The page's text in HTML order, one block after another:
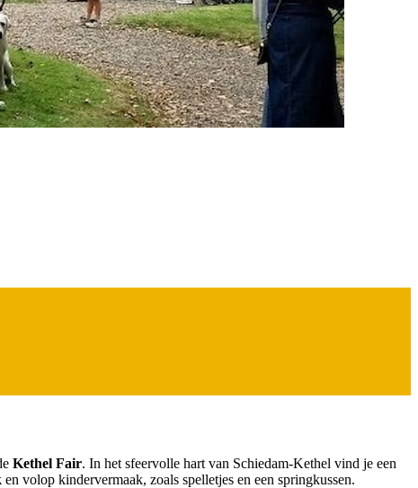
Kethel Fair. In het sfeervolle hart van Schiedam-Kethel vind je een
en volop kindervermaak, zoals spelletjes en een springkussen.